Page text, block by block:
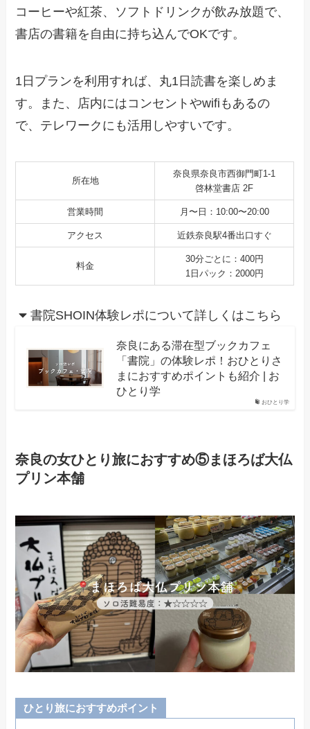
コーヒーや紅茶、ソフトドリンクが飲み放題で、
書店の書籍を自由に持ち込んでOKです。
1日プランを利用すれば、丸1日読書を楽しめま
す。また、店内にはコンセントやwifiもあるの
で、テレワークにも活用しやすいです。
所在地
奈良県奈良市西御門町1-1
啓林堂書店 2F
営業時間 月〜日：10:00〜20:00
アクセス 近鉄奈良駅4番出口すぐ
料金
30分ごとに：400円
1日パック：2000円
書院SHOIN体験レポについて詳しくはこちら
おひとり学
奈良にある滞在型ブックカフェ
「書院」の体験レポ！おひとりさ
まにおすすめポイントも紹介 | お
ひとり学
奈良の女ひとり旅におすすめ⑤まほろば大仏
プリン本舗
ひとり旅におすすめポイント